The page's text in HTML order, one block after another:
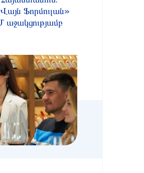
Ֆորմուլան»
աջակցությամբ